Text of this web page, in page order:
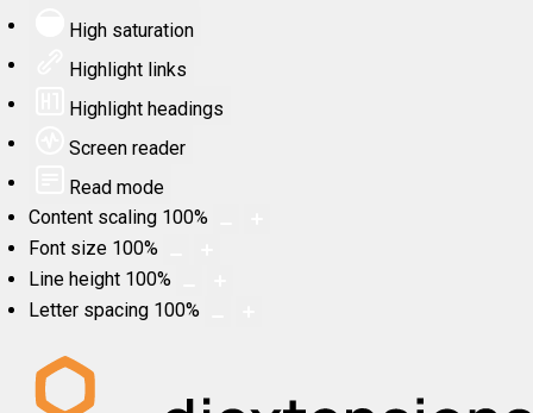
High saturation
Highlight links
Highlight headings
Screen reader
Read mode
Content scaling 100%
Font size 100%
Line height 100%
Letter spacing 100%